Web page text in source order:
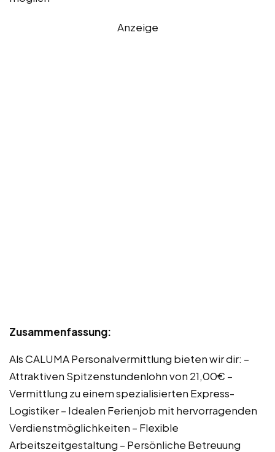
Anzeige
Zusammenfassung:
Als CALUMA Personalvermittlung bieten wir dir: –
Attraktiven Spitzenstundenlohn von 21,00€ –
Vermittlung zu einem spezialisierten Express-
Logistiker – Idealen Ferienjob mit hervorragenden
Verdienstmöglichkeiten – Flexible
Arbeitszeitgestaltung – Persönliche Betreuung